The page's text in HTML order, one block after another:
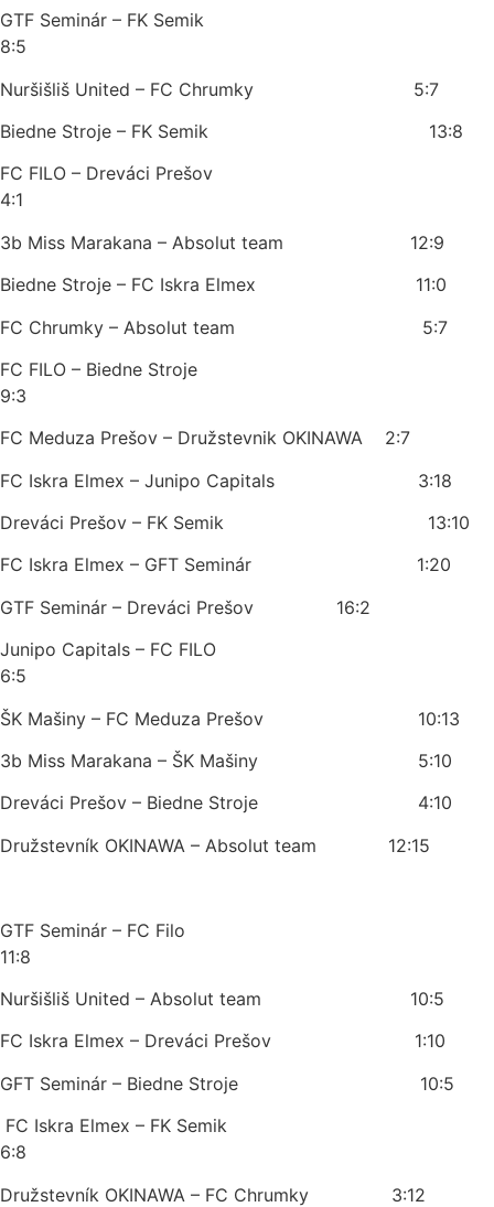
GTF Seminár – FK Semik
8:5
Nuršišliš United – FC Chrumky 5:7
Biedne Stroje – FK Semik 13:8
FC FILO – Dreváci Prešov
4:1
3b Miss Marakana – Absolut team 12:9
Biedne Stroje – FC Iskra Elmex 11:0
FC Chrumky – Absolut team 5:7
FC FILO – Biedne Stroje
9:3
FC Meduza Prešov – Družstevnik OKINAWA 2:7
FC Iskra Elmex – Junipo Capitals 3:18
Dreváci Prešov – FK Semik 13:10
FC Iskra Elmex – GFT Seminár 1:20
GTF Seminár – Dreváci Prešov 16:2
Junipo Capitals – FC FILO
6:5
ŠK Mašiny – FC Meduza Prešov 10:13
3b Miss Marakana – ŠK Mašiny 5:10
Dreváci Prešov – Biedne Stroje 4:10
Družstevník OKINAWA – Absolut team 12:15
GTF Seminár – FC Filo
11:8
Nuršišliš United – Absolut team 10:5
FC Iskra Elmex – Dreváci Prešov 1:10
GFT Seminár – Biedne Stroje 10:5
FC Iskra Elmex – FK Semik
6:8
Družstevník OKINAWA – FC Chrumky 3:12